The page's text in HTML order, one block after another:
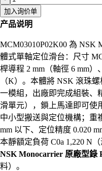
加入询价单
产品说明
MCM03010P02K00 為 NSK
體式單軸定位滑台：尺寸
桿導程 2 mm（軸徑 6 mm
（K）。本體將 NSK 滾珠
一模組，出廠即完成組裝、
滑單元），鎖上馬達即可使
中小型搬送與定位機構；重
mm 以下、定位精度 0.020
本靜額定負荷 C0a 1,220 N
NSK Monocarrier 原廠型錄
料）。